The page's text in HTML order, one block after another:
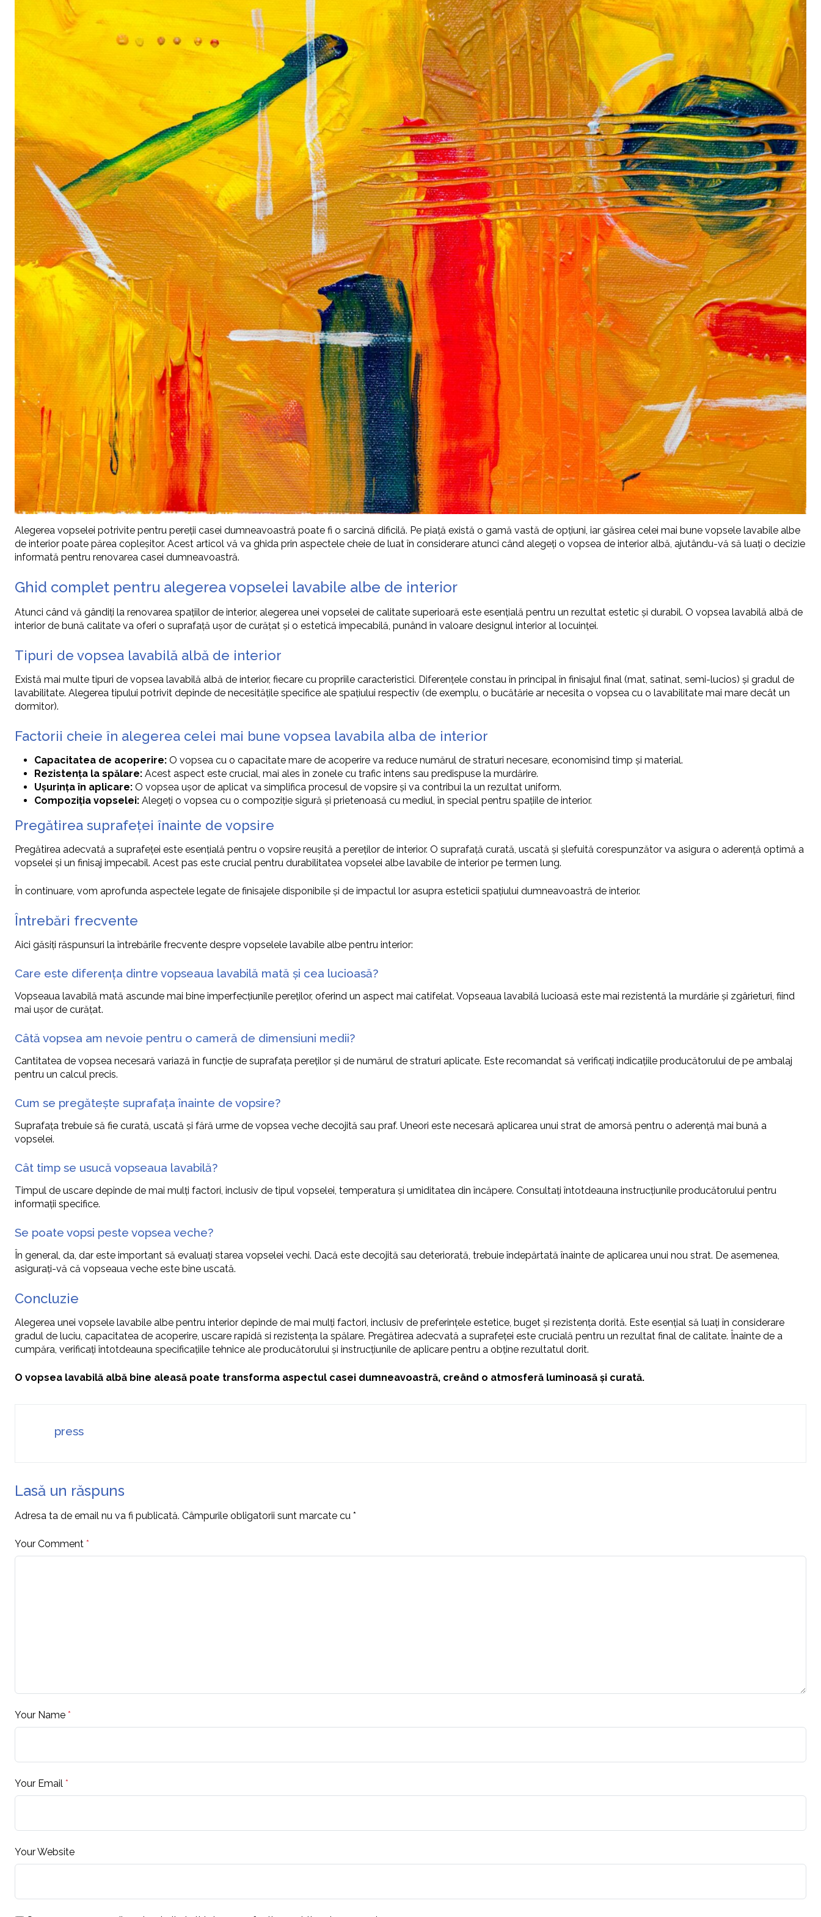
Alegerea vopselei potrivite pentru pereții casei dumneavoastră poate fi o sarcină dificilă. Pe piață există o gamă vastă de opțiuni, iar găsirea celei mai bune vopsele lavabile albe
de interior poate părea copleșitor. Acest articol vă va ghida prin aspectele cheie de luat în considerare atunci când alegeți o vopsea de interior albă, ajutându-vă să luați o decizie
informată pentru renovarea casei dumneavoastră.
Ghid complet pentru alegerea vopselei lavabile albe de interior
Atunci când vă gândiți la renovarea spațiilor de interior, alegerea unei vopselei de calitate superioară este esențială pentru un rezultat estetic și durabil. O vopsea lavabilă albă de
interior de bună calitate va oferi o suprafață ușor de curățat și o estetică impecabilă, punând în valoare designul interior al locuinței.
Tipuri de vopsea lavabilă albă de interior
Există mai multe tipuri de vopsea lavabilă albă de interior, fiecare cu propriile caracteristici. Diferențele constau în principal în finisajul final (mat, satinat, semi-lucios) și gradul de
lavabilitate. Alegerea tipului potrivit depinde de necesitățile specifice ale spațiului respectiv (de exemplu, o bucătărie ar necesita o vopsea cu o lavabilitate mai mare decât un
dormitor).
Factorii cheie în alegerea celei mai bune vopsea lavabila alba de interior
Capacitatea de acoperire: O vopsea cu o capacitate mare de acoperire va reduce numărul de straturi necesare, economisind timp și material.
Rezistența la spălare: Acest aspect este crucial, mai ales în zonele cu trafic intens sau predispuse la murdărire.
Ușurința în aplicare: O vopsea ușor de aplicat va simplifica procesul de vopsire și va contribui la un rezultat uniform.
Compoziția vopselei: Alegeți o vopsea cu o compoziție sigură și prietenoasă cu mediul, în special pentru spațiile de interior.
Pregătirea suprafeței înainte de vopsire
Pregătirea adecvată a suprafeței este esențială pentru o vopsire reușită a pereților de interior. O suprafață curată, uscată și șlefuită corespunzător va asigura o aderență optimă a
vopselei și un finisaj impecabil. Acest pas este crucial pentru durabilitatea vopselei albe lavabile de interior pe termen lung.
În continuare, vom aprofunda aspectele legate de finisajele disponibile și de impactul lor asupra esteticii spațiului dumneavoastră de interior.
Întrebări frecvente
Aici găsiți răspunsuri la întrebările frecvente despre vopselele lavabile albe pentru interior:
Care este diferența dintre vopseaua lavabilă mată și cea lucioasă?
Vopseaua lavabilă mată ascunde mai bine imperfecțiunile pereților, oferind un aspect mai catifelat. Vopseaua lavabilă lucioasă este mai rezistentă la murdărie și zgârieturi, fiind
mai ușor de curățat.
Câtă vopsea am nevoie pentru o cameră de dimensiuni medii?
Cantitatea de vopsea necesară variază în funcție de suprafața pereților și de numărul de straturi aplicate. Este recomandat să verificați indicațiile producătorului de pe ambalaj
pentru un calcul precis.
Cum se pregătește suprafața înainte de vopsire?
Suprafața trebuie să fie curată, uscată și fără urme de vopsea veche decojită sau praf. Uneori este necesară aplicarea unui strat de amorsă pentru o aderență mai bună a
vopselei.
Cât timp se usucă vopseaua lavabilă?
Timpul de uscare depinde de mai mulți factori, inclusiv de tipul vopselei, temperatura și umiditatea din încăpere. Consultați întotdeauna instrucțiunile producătorului pentru
informații specifice.
Se poate vopsi peste vopsea veche?
În general, da, dar este important să evaluați starea vopselei vechi. Dacă este decojită sau deteriorată, trebuie îndepărtată înainte de aplicarea unui nou strat. De asemenea,
asigurați-vă că vopseaua veche este bine uscată.
Concluzie
Alegerea unei vopsele lavabile albe pentru interior depinde de mai mulți factori, inclusiv de preferințele estetice, buget și rezistența dorită. Este esențial să luați în considerare
gradul de luciu, capacitatea de acoperire, uscare rapidă si rezistența la spălare. Pregătirea adecvată a suprafeței este crucială pentru un rezultat final de calitate. Înainte de a
cumpăra, verificați întotdeauna specificațiile tehnice ale producătorului și instrucțiunile de aplicare pentru a obține rezultatul dorit.
O vopsea lavabilă albă bine aleasă poate transforma aspectul casei dumneavoastră, creând o atmosferă luminoasă și curată.
press
Lasă un răspuns
Adresa ta de email nu va fi publicată. Câmpurile obligatorii sunt marcate cu *
Your Comment *
Your Name *
Your Email *
Your Website